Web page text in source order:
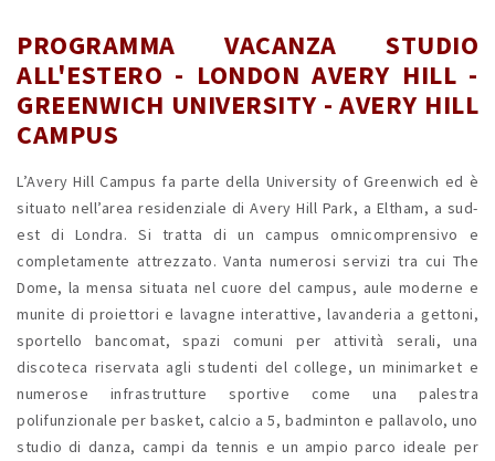
PROGRAMMA VACANZA STUDIO
ALL'ESTERO - LONDON AVERY HILL -
GREENWICH UNIVERSITY - AVERY HILL
CAMPUS
L’Avery Hill Campus fa parte della University of Greenwich ed è
situato nell’area residenziale di Avery Hill Park, a Eltham, a sud-
est di Londra. Si tratta di un campus omnicomprensivo e
completamente attrezzato. Vanta numerosi servizi tra cui The
Dome, la mensa situata nel cuore del campus, aule moderne e
munite di proiettori e lavagne interattive, lavanderia a gettoni,
sportello bancomat, spazi comuni per attività serali, una
discoteca riservata agli studenti del college, un minimarket e
numerose infrastrutture sportive come una palestra
polifunzionale per basket, calcio a 5, badminton e pallavolo, uno
studio di danza, campi da tennis e un ampio parco ideale per